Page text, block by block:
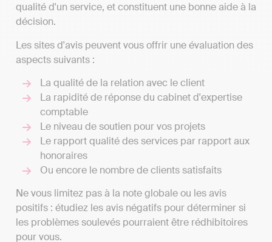
qualité d'un service, et constituent une bonne aide à la
décision.
Les sites d'avis peuvent vous offrir une évaluation des
aspects suivants :
La qualité de la relation avec le client
La rapidité de réponse du cabinet d'expertise
comptable
Le niveau de soutien pour vos projets
Le rapport qualité des services par rapport aux
honoraires
Ou encore le nombre de clients satisfaits
Ne vous limitez pas à la note globale ou les avis
positifs : étudiez les avis négatifs pour déterminer si
les problèmes soulevés pourraient être rédhibitoires
pour vous.